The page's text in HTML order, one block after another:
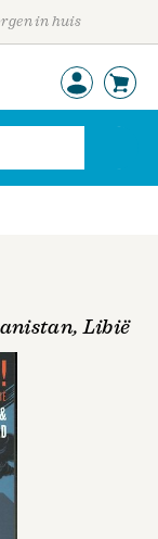
in huis
Libië